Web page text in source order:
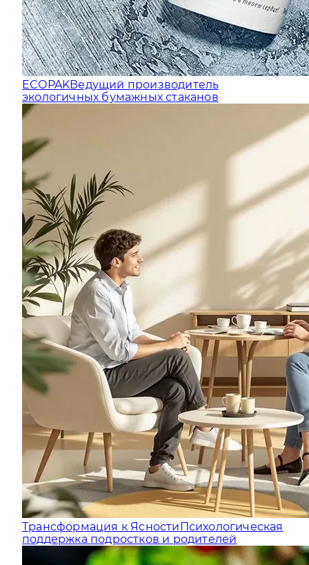
ECOPAKВедущий производитель
экологичных бумажных стаканов
Трансформация к ЯсностиПсихологическая
поддержка подростков и родителей